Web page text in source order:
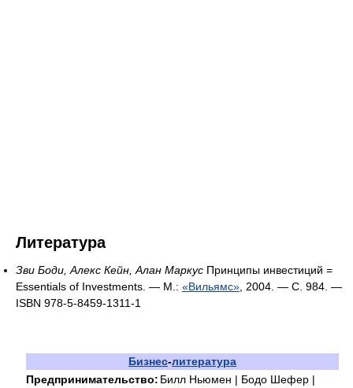
Литература
Зви Боди, Алекс Кейн, Алан Маркус Принципы инвестиций =
Essentials of Investments. — М.: «Вильямс» , 2004. — С. 984. —
ISBN 978-5-8459-1311-1
Бизнес-литература
Предпринимательство: Билл Ньюмен | Бодо Шефер |